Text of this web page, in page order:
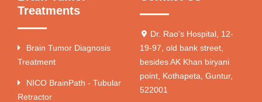
Treatments
Brain Tumor Diagnosis
Treatment
NICO BrainPath - Tubular
Retractor
Dr. Rao's Hospital, 12-
19-97, old bank street,
besides AK Khan biryani
point, Kothapeta, Guntur,
522001